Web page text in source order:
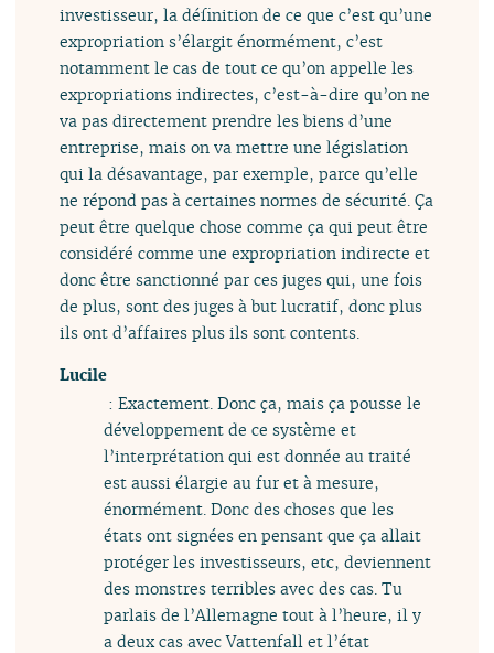
investisseur, la définition de ce que c’est qu’une
expropriation s’élargit énormément, c’est
notamment le cas de tout ce qu’on appelle les
expropriations indirectes, c’est-à-dire qu’on ne
va pas directement prendre les biens d’une
entreprise, mais on va mettre une législation
qui la désavantage, par exemple, parce qu’elle
ne répond pas à certaines normes de sécurité. Ça
peut être quelque chose comme ça qui peut être
considéré comme une expropriation indirecte et
donc être sanctionné par ces juges qui, une fois
de plus, sont des juges à but lucratif, donc plus
ils ont d’affaires plus ils sont contents.
Lucile
: Exactement. Donc ça, mais ça pousse le
développement de ce système et
l’interprétation qui est donnée au traité
est aussi élargie au fur et à mesure,
énormément. Donc des choses que les
états ont signées en pensant que ça allait
protéger les investisseurs, etc, deviennent
des monstres terribles avec des cas. Tu
parlais de l’Allemagne tout à l’heure, il y
a deux cas avec Vattenfall et l’état